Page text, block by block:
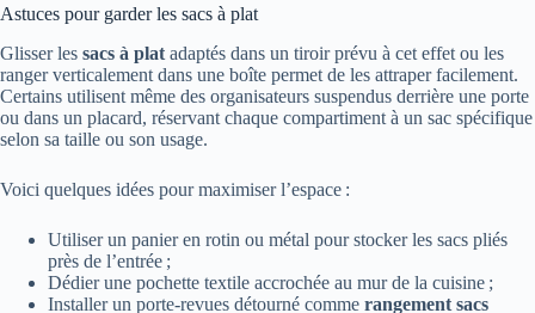
Astuces pour garder les sacs à plat
Glisser les sacs à plat adaptés dans un tiroir prévu à cet effet ou les
ranger verticalement dans une boîte permet de les attraper facilement.
Certains utilisent même des organisateurs suspendus derrière une porte
ou dans un placard, réservant chaque compartiment à un sac spécifique
selon sa taille ou son usage.
Voici quelques idées pour maximiser l’espace :
Utiliser un panier en rotin ou métal pour stocker les sacs pliés
près de l’entrée ;
Dédier une pochette textile accrochée au mur de la cuisine ;
Installer un porte-revues détourné comme rangement sacs